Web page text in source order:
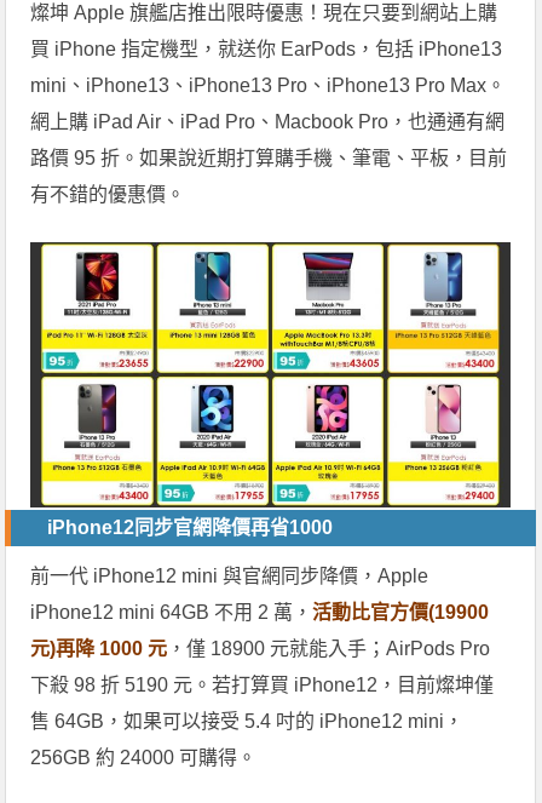
燦坤 Apple 旗艦店推出限時優惠！現在只要到網站上購
買 iPhone 指定機型，就送你 EarPods，包括 iPhone13
mini、iPhone13、iPhone13 Pro、iPhone13 Pro Max。
網上購 iPad Air、iPad Pro、Macbook Pro，也通通有網
路價 95 折。如果說近期打算購手機、筆電、平板，目前
有不錯的優惠價。
iPhone12同步官網降價再省1000
前一代 iPhone12 mini 與官網同步降價，Apple
iPhone12 mini 64GB 不用 2 萬，活動比官方價(19900
元)再降 1000 元 ，僅 18900 元就能入手；AirPods Pro
下殺 98 折 5190 元。若打算買 iPhone12，目前燦坤僅
售 64GB，如果可以接受 5.4 吋的 iPhone12 mini，
256GB 約 24000 可購得。